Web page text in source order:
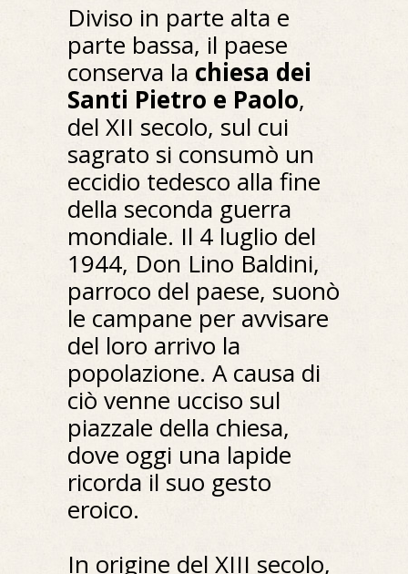
Diviso in parte alta e
parte bassa, il paese
conserva la chiesa dei
Santi Pietro e Paolo,
del XII secolo, sul cui
sagrato si consumò un
eccidio tedesco alla fine
della seconda guerra
mondiale. Il 4 luglio del
1944, Don Lino Baldini,
parroco del paese, suonò
le campane per avvisare
del loro arrivo la
popolazione. A causa di
ciò venne ucciso sul
piazzale della chiesa,
dove oggi una lapide
ricorda il suo gesto
eroico.
In origine del XIII secolo,